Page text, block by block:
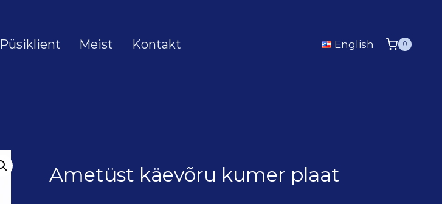
Püsiklient Meist Kontakt English 0
Ametüst käevõru kumer plaat